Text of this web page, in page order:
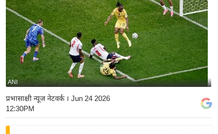
ष्ट्री
य
अं
त
र्रा
ष्ट्री
य
बि
ज़
ANI
प्रभासाक्षी न्यूज नेटवर्क। Jun 24 2026
12:30PM